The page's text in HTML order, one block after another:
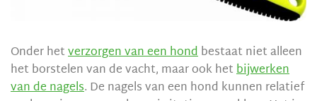
Onder hetverzorgen van een hondbestaat niet alleen
het borstelen van de vacht, maar ook hetbijwerken
van de nagels. De nagels van een hond kunnen relatief